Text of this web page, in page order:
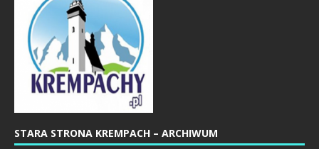
STARA STRONA KREMPACH – ARCHIWUM